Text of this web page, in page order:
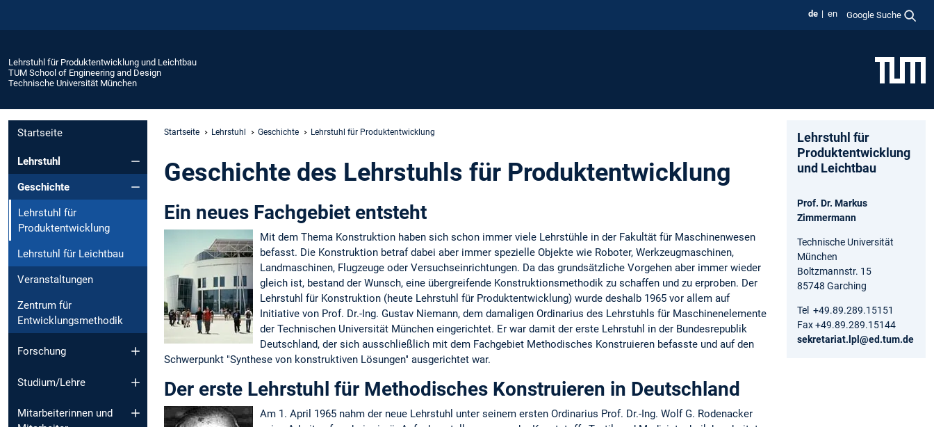
de en Google Suche
Lehrstuhl für Produktentwicklung und Leichtbau
TUM School of Engineering and Design
Technische Universität München
Startseite
Lehrstuhl
Geschichte
Lehrstuhl für
Produktentwicklung
Lehrstuhl für Leichtbau
Veranstaltungen
Zentrum für
Entwicklungsmethodik
Forschung
Studium/Lehre
Mitarbeiterinnen und
Startseite Lehrstuhl Geschichte Lehrstuhl für Produktentwicklung
Geschichte des Lehrstuhls für Produktentwicklung
Ein neues Fachgebiet entsteht
Mit dem Thema Konstruktion haben sich schon immer viele Lehrstühle in der Fakultät für Maschinenwesen
befasst. Die Konstruktion betraf dabei aber immer spezielle Objekte wie Roboter, Werkzeugmaschinen,
Landmaschinen, Flugzeuge oder Versuchseinrichtungen. Da das grundsätzliche Vorgehen aber immer wieder
gleich ist, bestand der Wunsch, eine übergreifende Konstruktionsmethodik zu schaffen und zu erproben. Der
Lehrstuhl für Konstruktion (heute Lehrstuhl für Produktentwicklung) wurde deshalb 1965 vor allem auf
Initiative von Prof. Dr.-Ing. Gustav Niemann, dem damaligen Ordinarius des Lehrstuhls für Maschinenelemente
der Technischen Universität München eingerichtet. Er war damit der erste Lehrstuhl in der Bundesrepublik
Deutschland, der sich ausschließlich mit dem Fachgebiet Methodisches Konstruieren befasste und auf den
Schwerpunkt "Synthese von konstruktiven Lösungen" ausgerichtet war.
Der erste Lehrstuhl für Methodisches Konstruieren in Deutschland
Am 1. April 1965 nahm der neue Lehrstuhl unter seinem ersten Ordinarius Prof. Dr.-Ing. Wolf G. Rodenacker
Lehrstuhl für
Produktentwicklung
und Leichtbau
Prof. Dr. Markus
Zimmermann
Technische Universität
München
Boltzmannstr. 15
85748 Garching
Tel +49.89.289.15151
Fax +49.89.289.15144
sekretariat.lpl@ed.tum.de